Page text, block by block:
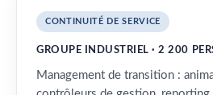
CONTINUITÉ DE SERVICE
GROUPE INDUSTRIEL · 2 200
Management de transition :